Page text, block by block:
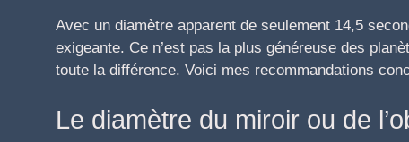
Avec un diamètre apparent de seulement 14,5
exigeante. Ce n’est pas la plus généreuse des
toute la différence. Voici mes recommandations
Le diamètre du miroir ou de